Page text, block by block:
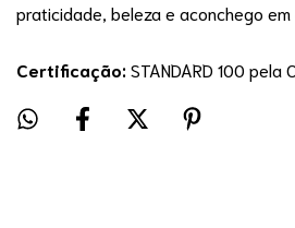
praticidade, beleza e aconchego em
Certificação:STANDARD 100 pela